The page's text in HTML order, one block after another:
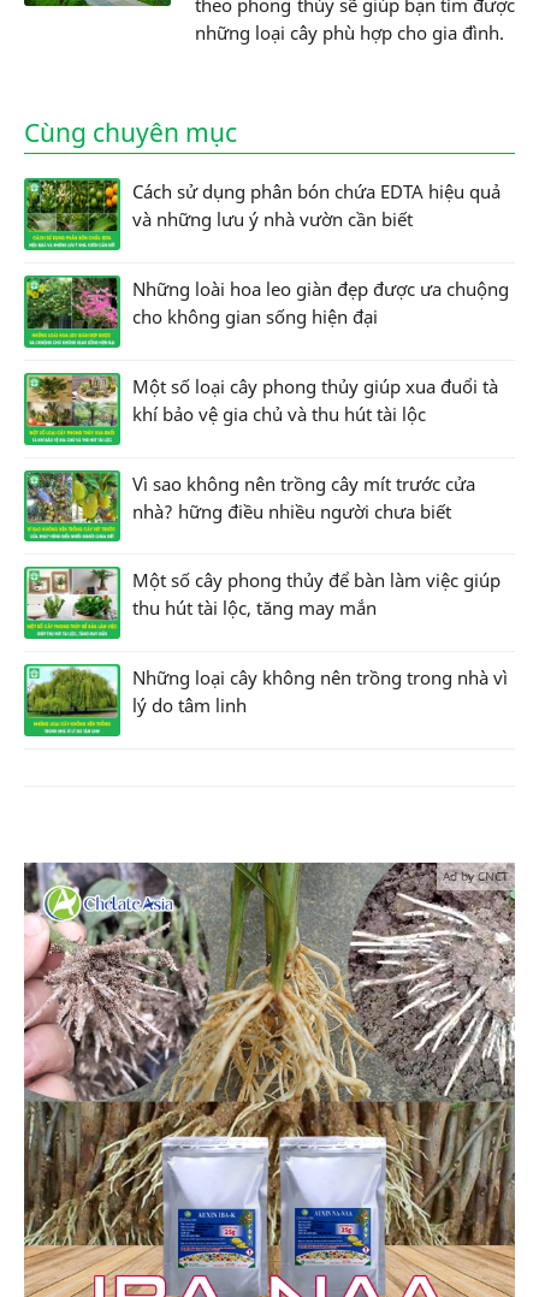
những loại cây phù hợp cho gia đình.
Cùng chuyên mục
Cách sử dụng phân bón chứa EDTA hiệu quả
và những lưu ý nhà vườn cần biết
Những loài hoa leo giàn đẹp được ưa chuộng
cho không gian sống hiện đại
Một số loại cây phong thủy giúp xua đuổi tà
khí bảo vệ gia chủ và thu hút tài lộc
Vì sao không nên trồng cây mít trước cửa
nhà? hững điều nhiều người chưa biết
Một số cây phong thủy để bàn làm việc giúp
thu hút tài lộc, tăng may mắn
Những loại cây không nên trồng trong nhà vì
lý do tâm linh
Ad by CNCT